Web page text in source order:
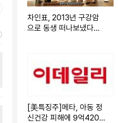
차인표, 2013년 구강암
으로 동생 떠나보냈다
[美특징주]메타, 아동 정
신건강 피해에 9억4200